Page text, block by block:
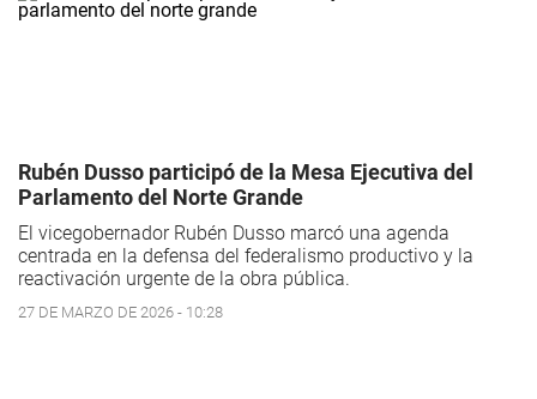
Rubén Dusso participó de la Mesa Ejecutiva del
Parlamento del Norte Grande
El vicegobernador Rubén Dusso marcó una agenda
centrada en la defensa del federalismo productivo y la
reactivación urgente de la obra pública.
27 DE MARZO DE 2026 - 10:28